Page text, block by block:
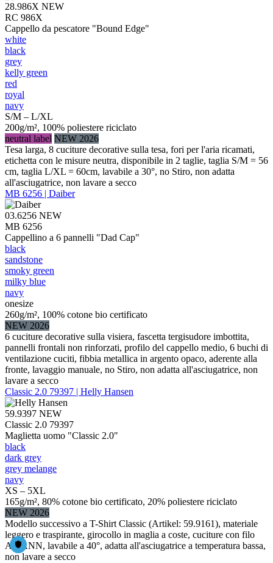
28.986X NEW
RC 986X
Cappello da pescatore "Bound Edge"
white
black
grey
kelly green
red
royal
navy
S/M – L/XL
200g/m², 100% poliestere riciclato
neutral label NEW 2026
Tesa larga, 8 cuciture decorative sulla tesa, fori per l'aria ricamati,
etichetta con le misure neutra, disponibile in 2 taglie, taglia S/M = 56
cm, taglia L/XL = 60cm, lavabile a 30°, no Stiro, non adatta
all'asciugatrice, non lavare a secco
MB 6256 | Daiber
03.6256 NEW
MB 6256
Cappellino a 6 pannelli "Dad Cap"
black
sandstone
smoky green
milky blue
navy
onesize
260g/m², 100% cotone bio certificato
NEW 2026
6 cuciture decorative sulla visiera, fascetta tergisudore imbottita,
pannelli frontali non rinforzati, profilo del cappello medio, 6 buchi di
ventilazione cuciti, fibbia metallica in argento opaco, aderente alla
fronte, lavaggio manuale, no Stiro, non adatta all'asciugatrice, non
lavare a secco
Classic 2.0 79397 | Helly Hansen
59.9397 NEW
Classic 2.0 79397
Maglietta uomo "Classic 2.0"
black
dark grey
grey melange
navy
XS – 5XL
165g/m², 80% cotone bio certificato, 20% poliestere riciclato
NEW 2026
Modello successivo a T-Shirt Classic (Artikel: 59.9161), materiale
leggero e traspirante, girocollo in maglia a coste, cuciture con filo
AMANN, lavabile a 40°, adatta all'asciugatrice a temperatura bassa,
non lavare a secco